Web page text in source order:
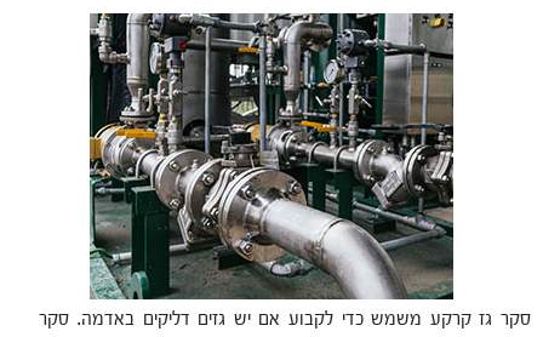
סקר גז קרקע משמש כדי לקבוע אם יש גזים דליקים באדמה. סקר